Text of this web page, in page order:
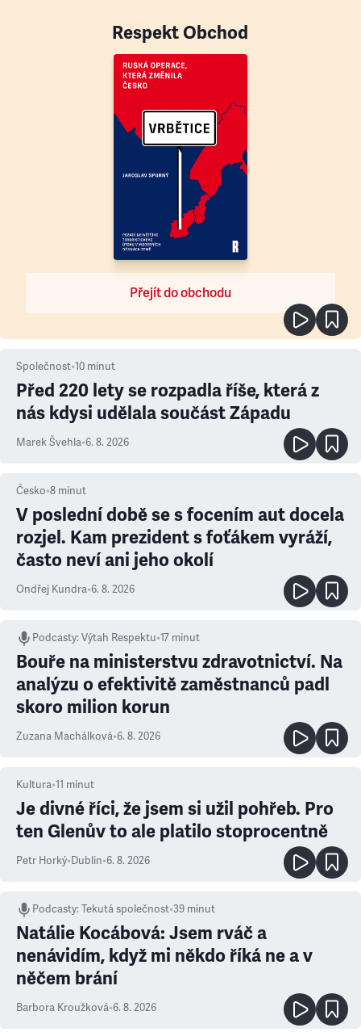
Respekt Obchod
Přejít do obchodu
Společnost•10 minut
Před 220 lety se rozpadla říše, která z
nás kdysi udělala součást Západu
Marek Švehla•6. 8. 2026
Česko•8 minut
V poslední době se s focením aut docela
rozjel. Kam prezident s foťákem vyráží,
často neví ani jeho okolí
Ondřej Kundra•6. 8. 2026
Podcasty:Výtah Respektu•17 minut
Bouře na ministerstvu zdravotnictví. Na
analýzu o efektivitě zaměstnanců padl
skoro milion korun
Zuzana Machálková•6. 8. 2026
Kultura•11 minut
Je divné říci, že jsem si užil pohřeb. Pro
ten Glenův to ale platilo stoprocentně
Petr Horký•Dublin•6. 8. 2026
Podcasty:Tekutá společnost•39 minut
Natálie Kocábová: Jsem rváč a
nenávidím, když mi někdo říká ne a v
něčem brání
Barbora Kroužková•6. 8. 2026